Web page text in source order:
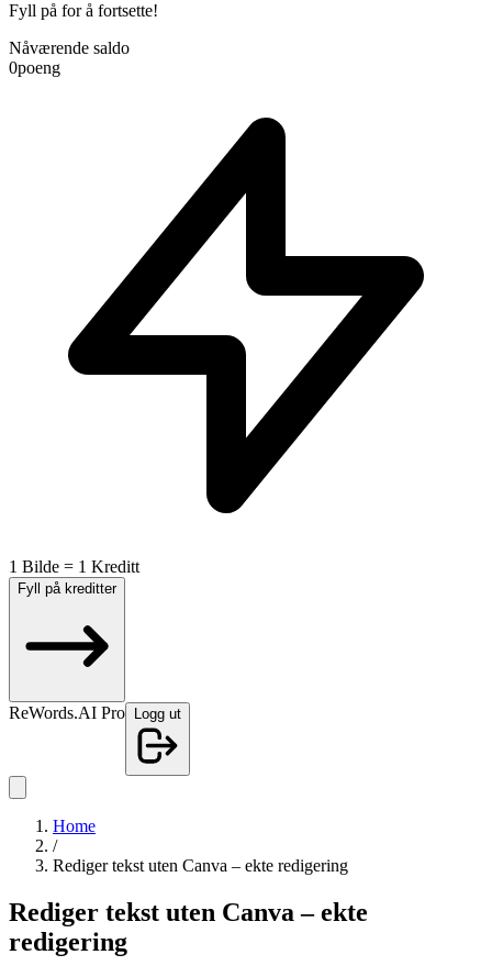
Fyll på for å fortsette!
Nåværende saldo
0poeng
1 Bilde = 1 Kreditt
Fyll på kreditter
ReWords.AI Pro Logg ut
Home
/
Rediger tekst uten Canva – ekte redigering
Rediger tekst uten Canva – ekte
redigering